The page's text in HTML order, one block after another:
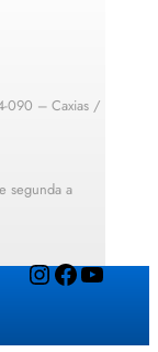
090 – Caxias /
segunda a
InstagramFacebook YouTube